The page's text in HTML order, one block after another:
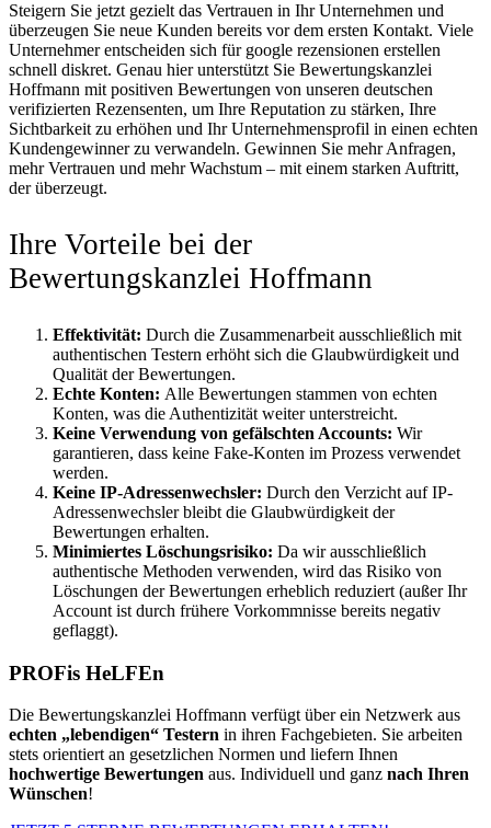
Steigern Sie jetzt gezielt das Vertrauen in Ihr Unternehmen und
überzeugen Sie neue Kunden bereits vor dem ersten Kontakt. Viele
Unternehmer entscheiden sich für google rezensionen erstellen
schnell diskret. Genau hier unterstützt Sie Bewertungskanzlei
Hoffmann mit positiven Bewertungen von unseren deutschen
verifizierten Rezensenten, um Ihre Reputation zu stärken, Ihre
Sichtbarkeit zu erhöhen und Ihr Unternehmensprofil in einen echten
Kundengewinner zu verwandeln. Gewinnen Sie mehr Anfragen,
mehr Vertrauen und mehr Wachstum – mit einem starken Auftritt,
der überzeugt.
Ihre Vorteile bei der
Bewertungskanzlei Hoffmann
Effektivität: Durch die Zusammenarbeit ausschließlich mit
authentischen Testern erhöht sich die Glaubwürdigkeit und
Qualität der Bewertungen.
Echte Konten: Alle Bewertungen stammen von echten
Konten, was die Authentizität weiter unterstreicht.
Keine Verwendung von gefälschten Accounts: Wir
garantieren, dass keine Fake-Konten im Prozess verwendet
werden.
Keine IP-Adressenwechsler: Durch den Verzicht auf IP-
Adressenwechsler bleibt die Glaubwürdigkeit der
Bewertungen erhalten.
Minimiertes Löschungsrisiko: Da wir ausschließlich
authentische Methoden verwenden, wird das Risiko von
Löschungen der Bewertungen erheblich reduziert (außer Ihr
Account ist durch frühere Vorkommnisse bereits negativ
geflaggt).
PROFis HeLFEn
Die Bewertungskanzlei Hoffmann verfügt über ein Netzwerk aus
echten „lebendigen“ Testern in ihren Fachgebieten. Sie arbeiten
stets orientiert an gesetzlichen Normen und liefern Ihnen
hochwertige Bewertungen aus. Individuell und ganz nach Ihren
Wünschen!